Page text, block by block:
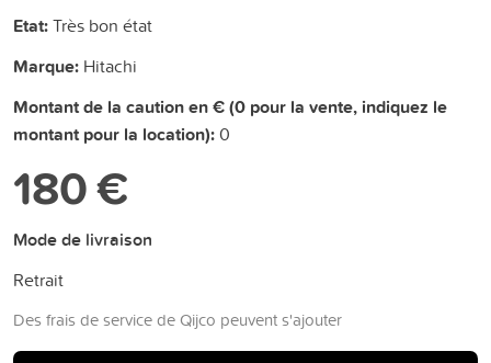
Etat:Très bon état
Marque: Hitachi
Montant de la caution en € (0 pour la vente, indiquez le
montant pour la location):0
180 €
Mode de livraison
Retrait
Des frais de service de Qijco peuvent s'ajouter